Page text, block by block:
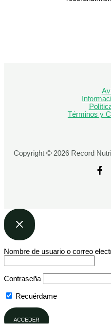
Términos y
Copyright © 2026 Record
Nombre de usuario o correo
Contraseña
Recuérdame